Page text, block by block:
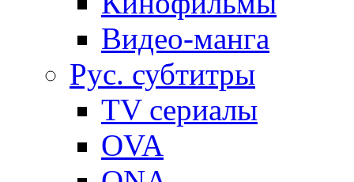
Видео-манга
Рус. субтитры
TV сериалы
OVA